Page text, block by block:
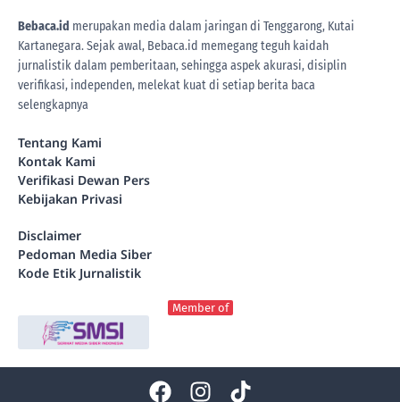
Bebaca.id merupakan media dalam jaringan di Tenggarong, Kutai
Kartanegara. Sejak awal, Bebaca.id memegang teguh kaidah
jurnalistik dalam pemberitaan, sehingga aspek akurasi, disiplin
verifikasi, independen, melekat kuat di setiap berita baca
selengkapnya
Tentang Kami
Kontak Kami
Verifikasi Dewan Pers
Kebijakan Privasi
Disclaimer
Pedoman Media Siber
Kode Etik Jurnalistik
Member of